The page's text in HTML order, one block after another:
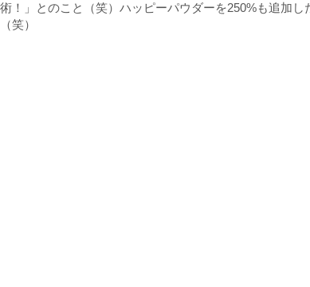
術！」とのこと（笑）ハッピーパウダーを250%も追加
（笑）